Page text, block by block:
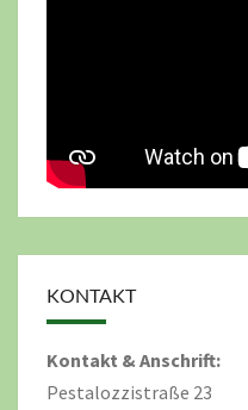
KONTAKT
Kontakt & Anschrift:
Pestalozzistraße 23